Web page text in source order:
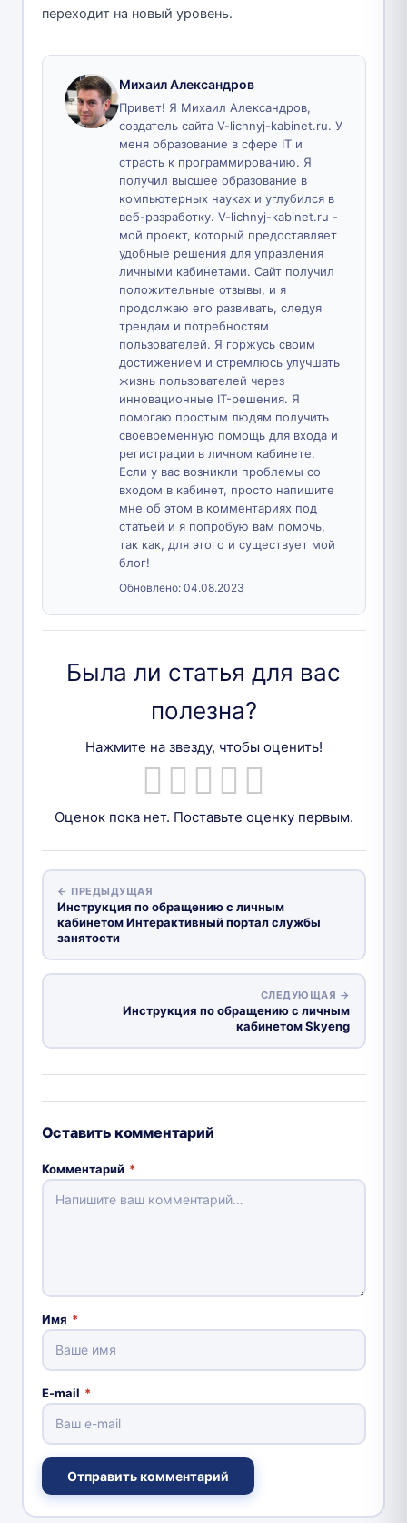
переходит на новый уровень.
Михаил Александров
Привет! Я Михаил Александров,
создатель сайта V-lichnyj-kabinet.ru. У
меня образование в сфере IT и
страсть к программированию. Я
получил высшее образование в
компьютерных науках и углубился в
веб-разработку. V-lichnyj-kabinet.ru -
мой проект, который предоставляет
удобные решения для управления
личными кабинетами. Сайт получил
положительные отзывы, и я
продолжаю его развивать, следуя
трендам и потребностям
пользователей. Я горжусь своим
достижением и стремлюсь улучшать
жизнь пользователей через
инновационные IT-решения. Я
помогаю простым людям получить
своевременную помощь для входа и
регистрации в личном кабинете.
Если у вас возникли проблемы со
входом в кабинет, просто напишите
мне об этом в комментариях под
статьей и я попробую вам помочь,
так как, для этого и существует мой
блог!
Обновлено: 04.08.2023
Была ли статья для вас
полезна?
Нажмите на звезду, чтобы оценить!
Оценок пока нет. Поставьте оценку первым.
← ПРЕДЫДУЩАЯ
Инструкция по обращению с личным
кабинетом Интерактивный портал службы
занятости
СЛЕДУЮЩАЯ →
Инструкция по обращению с личным
кабинетом Skyeng
Оставить комментарий
Комментарий *
Имя *
E-mail *
Отправить комментарий